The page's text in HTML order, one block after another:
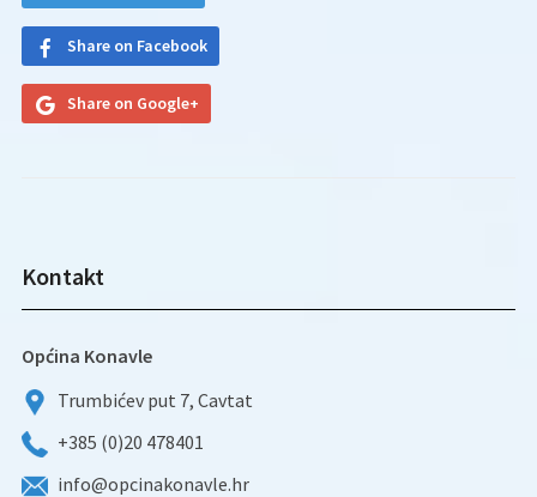
Share on Facebook
Share on Google+
Kontakt
Općina Konavle
Trumbićev put 7, Cavtat
+385 (0)20 478401
info@opcinakonavle.hr